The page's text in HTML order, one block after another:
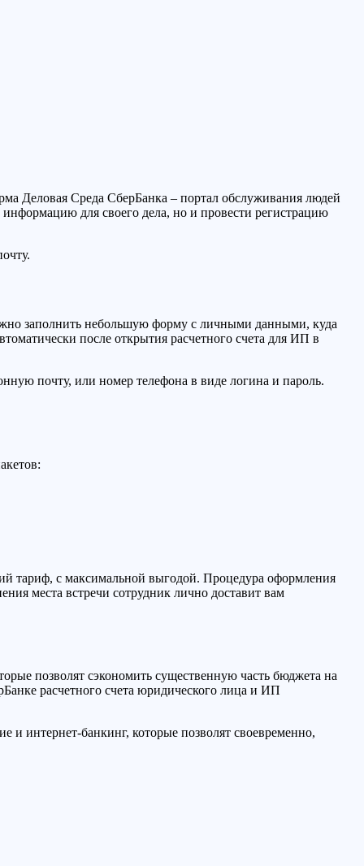
Деловая Среда СберБанка – портал обслуживания людей
для своего дела, но и провести регистрацию
заполнить небольшую форму с личными данными, куда
после открытия расчетного счета для ИП в
почту, или номер телефона в виде логина и пароль.
тариф, с максимальной выгодой. Процедура оформления
места встречи сотрудник лично доставит вам
позволят сэкономить существенную часть бюджета на
расчетного счета юридического лица и ИП
и интернет-банкинг, которые позволят своевременно,